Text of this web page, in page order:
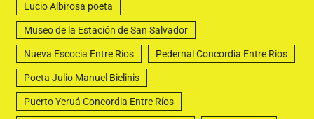
Lucio Albirosa poeta
Museo de la Estación de San Salvador
Nueva Escocia Entre Ríos Pedernal Concordia Entre Rios
Poeta Julio Manuel Bielinis
Puerto Yeruá Concordia Entre Ríos